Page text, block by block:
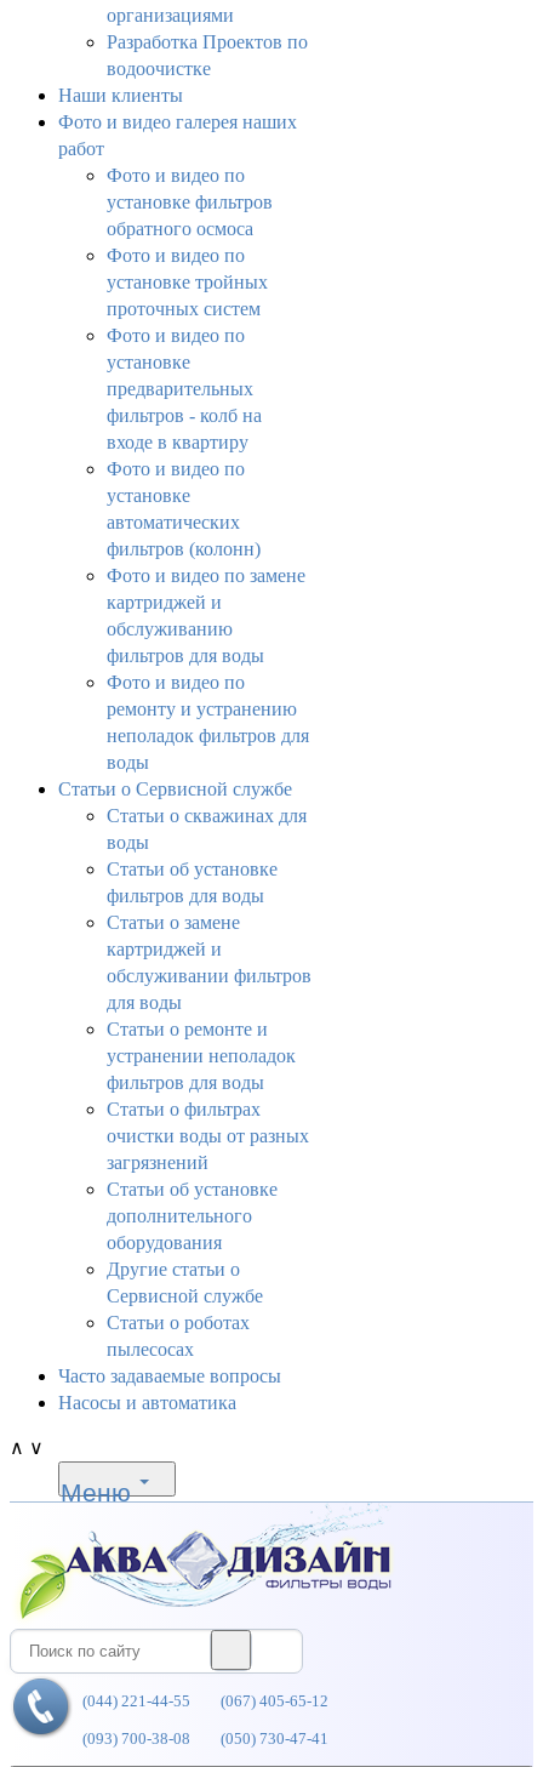
организациями
Разработка Проектов по
водоочистке
Наши клиенты
Фото и видео галерея наших
работ
Фото и видео по
установке фильтров
обратного осмоса
Фото и видео по
установке тройных
проточных систем
Фото и видео по
установке
предварительных
фильтров - колб на
входе в квартиру
Фото и видео по
установке
автоматических
фильтров (колонн)
Фото и видео по замене
картриджей и
обслуживанию
фильтров для воды
Фото и видео по
ремонту и устранению
неполадок фильтров для
воды
Статьи о Сервисной службе
Статьи о скважинах для
воды
Статьи об установке
фильтров для воды
Статьи о замене
картриджей и
обслуживании фильтров
для воды
Статьи о ремонте и
устранении неполадок
фильтров для воды
Статьи о фильтрах
очистки воды от разных
загрязнений
Статьи об установке
дополнительного
оборудования
Другие статьи о
Сервисной службе
Статьи о роботах
пылесосах
Часто задаваемые вопросы
Насосы и автоматика
∧ ∨
Меню
(044) 221-44-55
(093) 700-38-08
(067) 405-65-12
(050) 730-47-41